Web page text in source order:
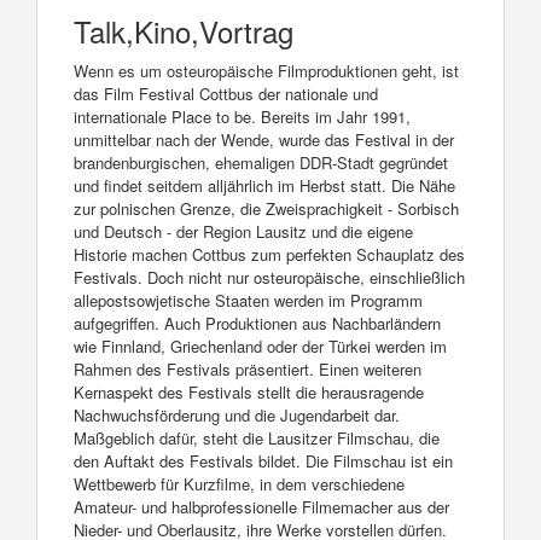
Talk,Kino,Vortrag
Wenn es um osteuropäische Filmproduktionen geht, ist
das Film Festival Cottbus der nationale und
internationale Place to be. Bereits im Jahr 1991,
unmittelbar nach der Wende, wurde das Festival in der
brandenburgischen, ehemaligen DDR-Stadt gegründet
und findet seitdem alljährlich im Herbst statt. Die Nähe
zur polnischen Grenze, die Zweisprachigkeit - Sorbisch
und Deutsch - der Region Lausitz und die eigene
Historie machen Cottbus zum perfekten Schauplatz des
Festivals. Doch nicht nur osteuropäische, einschließlich
allepostsowjetische Staaten werden im Programm
aufgegriffen. Auch Produktionen aus Nachbarländern
wie Finnland, Griechenland oder der Türkei werden im
Rahmen des Festivals präsentiert. Einen weiteren
Kernaspekt des Festivals stellt die herausragende
Nachwuchsförderung und die Jugendarbeit dar.
Maßgeblich dafür, steht die Lausitzer Filmschau, die
den Auftakt des Festivals bildet. Die Filmschau ist ein
Wettbewerb für Kurzfilme, in dem verschiedene
Amateur- und halbprofessionelle Filmemacher aus der
Nieder- und Oberlausitz, ihre Werke vorstellen dürfen.